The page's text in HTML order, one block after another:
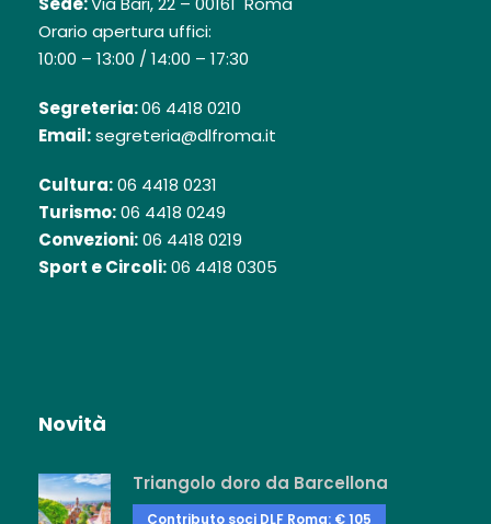
Orario apertura uffici:
10:00 – 13:00 / 14:00 – 17:30
Segreteria:06 4418 0210
Email:segreteria@dlfroma.it
Cultura:06 4418 0231
Turismo:06 4418 0249
Convezioni:06 4418 0219
Sport e Circoli:06 4418 0305
Novità
Triangolo doro da Barcellona
Contributo soci DLF Roma: € 105